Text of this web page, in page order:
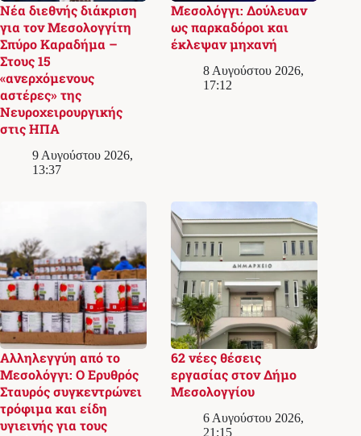
Νέα διεθνής διάκριση
για τον Μεσολογγίτη
Σπύρο Καραδήμα –
Στους 15
«ανερχόμενους
αστέρες» της
Νευροχειρουργικής
στις ΗΠΑ
9 Αυγούστου 2026,
13:37
Μεσολόγγι: Δούλευαν
ως παρκαδόροι και
έκλεψαν μηχανή
8 Αυγούστου 2026,
17:12
Αλληλεγγύη από το
Μεσολόγγι: Ο Ερυθρός
Σταυρός συγκεντρώνει
τρόφιμα και είδη
υγιεινής για τους
62 νέες θέσεις
εργασίας στον Δήμο
Μεσολογγίου
6 Αυγούστου 2026,
21:15